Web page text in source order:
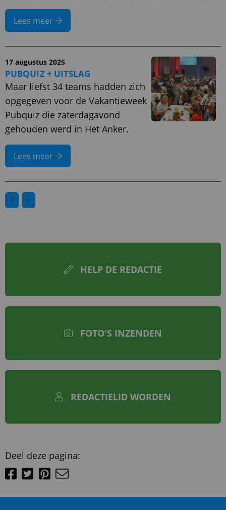
Lees meer
17 augustus 2025
PUBQUIZ + UITSLAG
Maar liefst 34 teams hadden zich
opgegeven voor de Vakantieweek
Pubquiz die zaterdagavond
gehouden werd in Het Anker.
Lees meer
HELP DE REDACTIE
FOTO'S INZENDEN
REDACTIELID WORDEN
Deel deze pagina: